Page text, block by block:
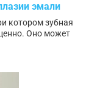
эмали
котором зубная
Оно может